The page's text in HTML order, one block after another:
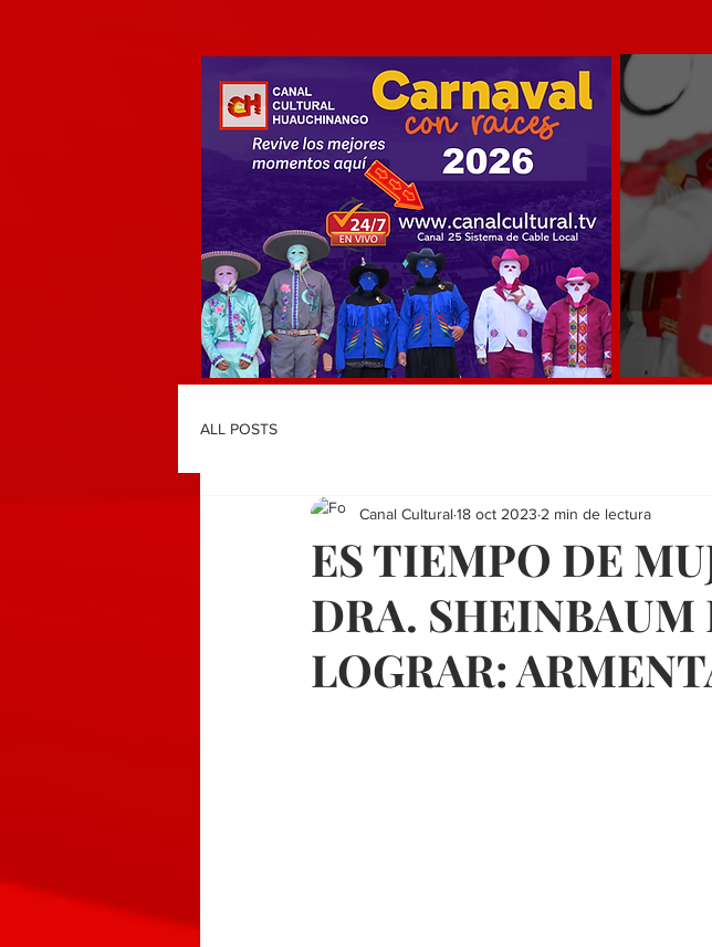
ALL POSTS
ES TIEMPO DE
DRA. SHEINBAUM
LOGRAR:
Canal Cultural 18 oct 2023 2 min de lectura